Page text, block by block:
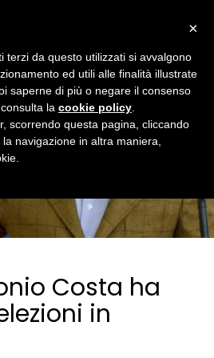
Costa ha
in
×
terzi da questo utilizzati si avvalgono
ed utili alle finalità illustrate
saperne di più o negare il consenso
la cookie policy
scorrendo questa pagina, cliccando
navigazione in altra maniera,